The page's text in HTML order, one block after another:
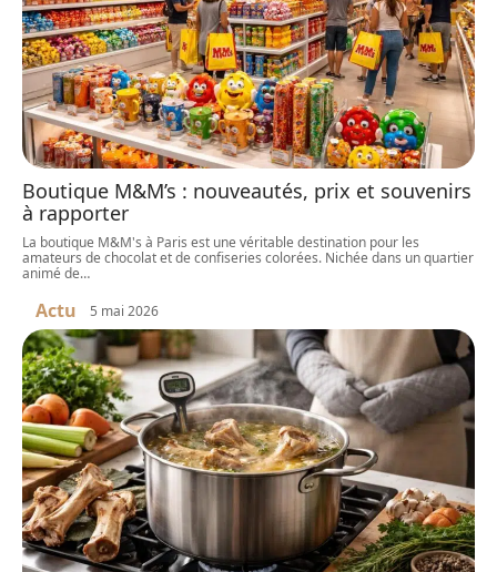
Boutique M&M’s : nouveautés, prix et souvenirs
à rapporter
La boutique M&M's à Paris est une véritable destination pour les
amateurs de chocolat et de confiseries colorées. Nichée dans un quartier
animé de…
Actu 5 mai 2026